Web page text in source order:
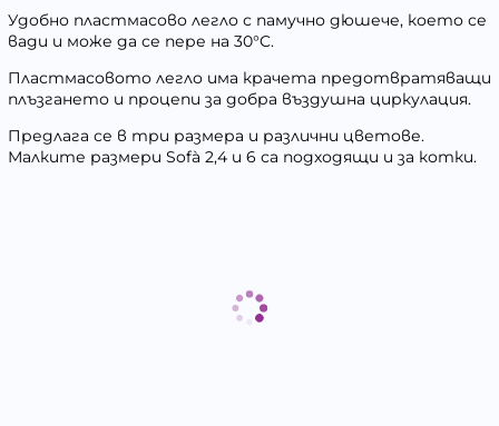
Удобно пластмасово легло с памучно дюшече, което се
вади и може да се пере на 30°C.
Пластмасовото легло има крачета предотвратяващи
плъзгането и процепи за добра въздушна циркулация.
Предлага се в три размера и различни цветове.
Малките размери Sofà 2,4 и 6 са подходящи и за котки.